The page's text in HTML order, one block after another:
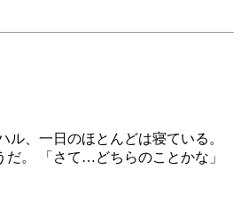
、一日のほとんどは寝ている。
。 「さて…どちらのことかな」